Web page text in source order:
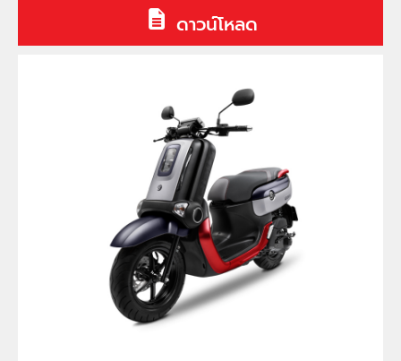
ดาวน์โหลด